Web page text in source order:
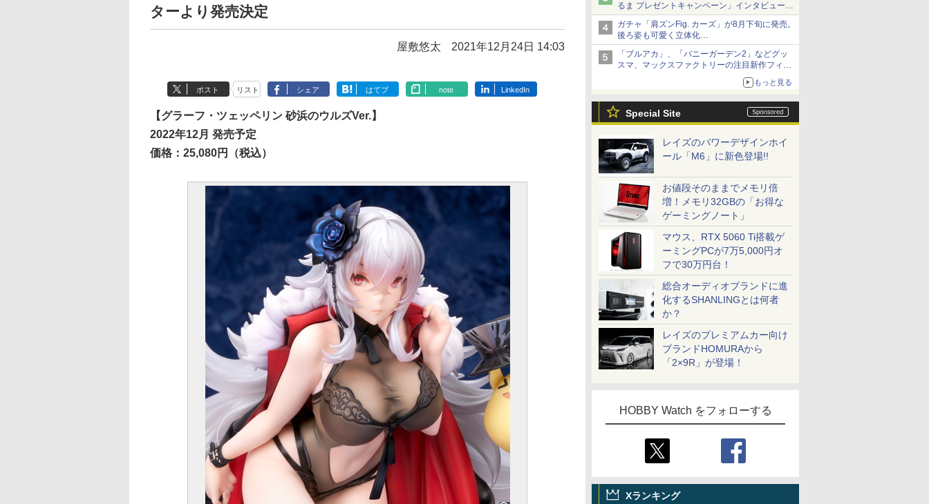
るま プレゼントキャンペーン」インタビュー
子どもが楽しめるかっぱ寿司ならではの体験と
コラボの楽しさを追求
ガチャ「肩ズンFig. カーズ」が8月下旬に発売。
後ろ姿も可愛く立体化
ライトニング・マックィーンやメーターなど4
種がラインナップ
「ブルアカ」、「バニーガーデン2」などグッ
スマ、マックスファクトリーの注目新作フィギ
ュアが展示【ホビーメーカー合同展示会】
もっと見る
Special Site
レイズのパワーデザインホイ
ール「M6」に新色登場!!
お値段そのままでメモリ倍
増！メモリ32GBの「お得な
ゲーミングノート」
マウス、RTX 5060 Ti搭載ゲ
ーミングPCが7万5,000円オ
フで30万円台！
総合オーディオブランドに進
化するSHANLINGとは何者
か？
レイズのプレミアムカー向け
ブランドHOMURAから
「2×9R」が登場！
HOBBY Watch をフォローする
Xランキング
ターより発売決定
屋敷悠太 2021年12月24日 14:03
ポスト リスト シェア はてブ note LinkedIn
【グラーフ・ツェッペリン 砂浜のウルズVer.】
2022年12月 発売予定
価格：25,080円（税込）